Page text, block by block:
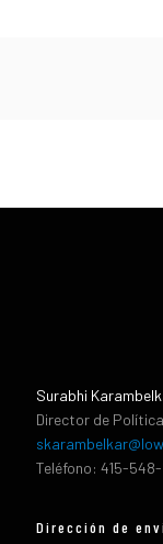
Surabhi
Director de
Teléfono: 415-
Dirección de